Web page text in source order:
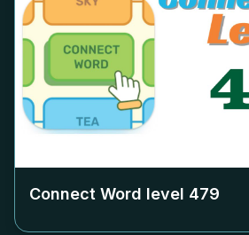
Connect Word level 479